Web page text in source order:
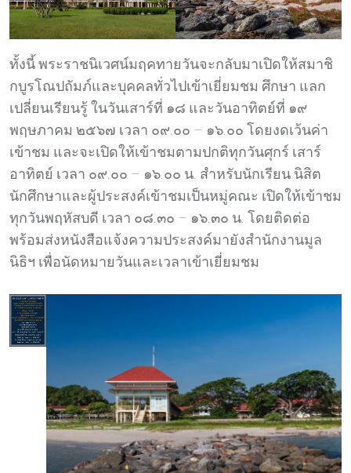
ทั้งนี้ พระราชนิเวศน์มฤคทายวันจะกลับมาเปิดให้สมาชิ
กบูรโณปถัมภ์และบุคคลทั่วไปเข้าเยี่ยมชม ศึกษา แลก
เปลี่ยนเรียนรู้ ในวันเสาร์ที่ ๑๘ และวันอาทิตย์ที่ ๑๙
พฤษภาคม ๒๕๖๗ เวลา ๐๙.๐๐ – ๑๖.๐๐ โดยงดเว้นค่า
เข้าชม และจะเปิดให้เข้าชมตามปกติทุกวันศุกร์ เสาร์
อาทิตย์ เวลา ๐๙.๐๐ – ๑๖.๐๐ น. สำหรับนักเรียน นิสิต
นักศึกษาและผู้ประสงค์เข้าชมเป็นหมู่คณะ เปิดให้เข้าชม
ทุกวันพฤหัสบดี เวลา ๐๘.๓๐ – ๑๖.๓๐ น. โดยติดต่อ
พร้อมส่งหนังสือแจ้งความประสงค์มายังสำนักงานมูล
นิธิฯ เพื่อนัดหมายวันและเวลาเข้าเยี่ยมชม